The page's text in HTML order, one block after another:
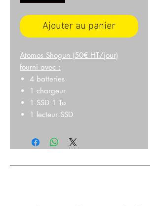
Ajouter au panier
Atomos Shogun (50€ HT/jour)
fourni avec :
4 batteries
1 chargeur
1 SSD 1 To
1 lecteur SSD